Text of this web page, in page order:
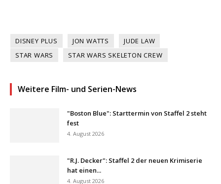
DISNEY PLUS JON WATTS
JUDE LAW
STAR WARS
STAR WARS SKELETON CREW
Weitere Film- und Serien-News
"Boston Blue": Starttermin von Staffel 2 steht
fest
4. August 2026
"R.J. Decker": Staffel 2 der neuen Krimiserie
hat einen...
4. August 2026